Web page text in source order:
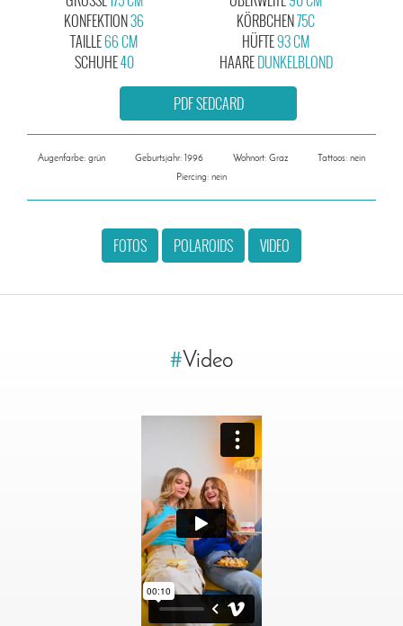
KONFEKTION36
KÖRBCHEN75C
TAILLE66 CM
SCHUHE40
HÜFTE93 CM
HAAREDUNKELBLOND
PDF SEDCARD
Augenfarbe: grün Geburtsjahr: 1996 Wohnort: Graz
Tattoos: nein
Piercing: nein
FOTOS POLAROIDS VIDEO
#Video